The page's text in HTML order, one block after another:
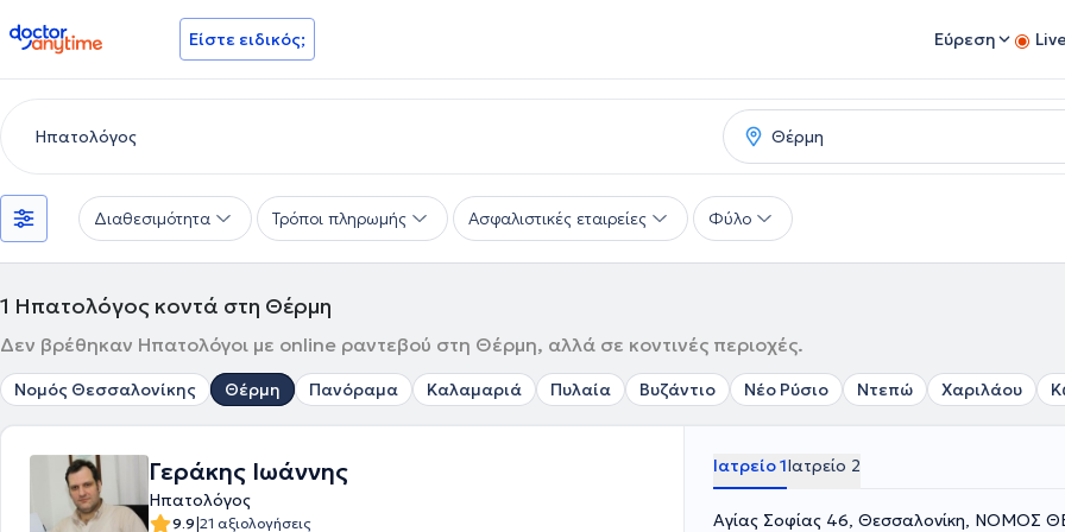
doctoranytime Είστε ειδικός; Εύρεση
Διαθεσιμότητα Τρόποι πληρωμής Ασφαλιστικές εταιρείες Φύλο
1 Ηπατολόγος κοντά στη Θέρμη
Δεν βρέθηκαν Ηπατολόγοι με online ραντεβού στη Θέρμη, αλλά σε κοντινές περιοχές.
Νομός Θεσσαλονίκης Θέρμη Πανόραμα Καλαμαριά Πυλαία Βυζάντιο Νέο Ρύσιο Ντεπώ Χαριλάου
Γεράκης Ιωάννης
Ηπατολόγος
9.9|21 αξιολογήσεις
Ιατρείο 1Ιατρείο 2
Αγίας Σοφίας 46, Θεσσαλονίκη, ΝΟΜΟΣ